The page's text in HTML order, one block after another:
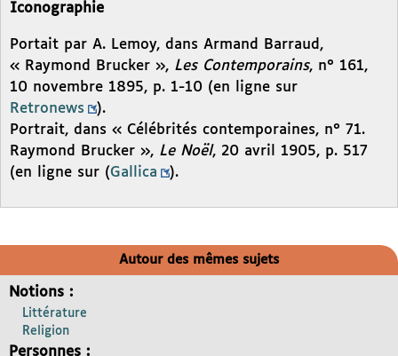
Iconographie
Portait par A. Lemoy, dans Armand Barraud,
« Raymond Brucker », Les Contemporains, n° 161,
10 novembre 1895, p. 1-10 (en ligne sur
Retronews
).
Portrait, dans « Célébrités contemporaines, n° 71.
Raymond Brucker », Le Noël, 20 avril 1905, p. 517
(en ligne sur (Gallica ).
Autour des mêmes sujets
Notions :
Littérature
Religion
Personnes :